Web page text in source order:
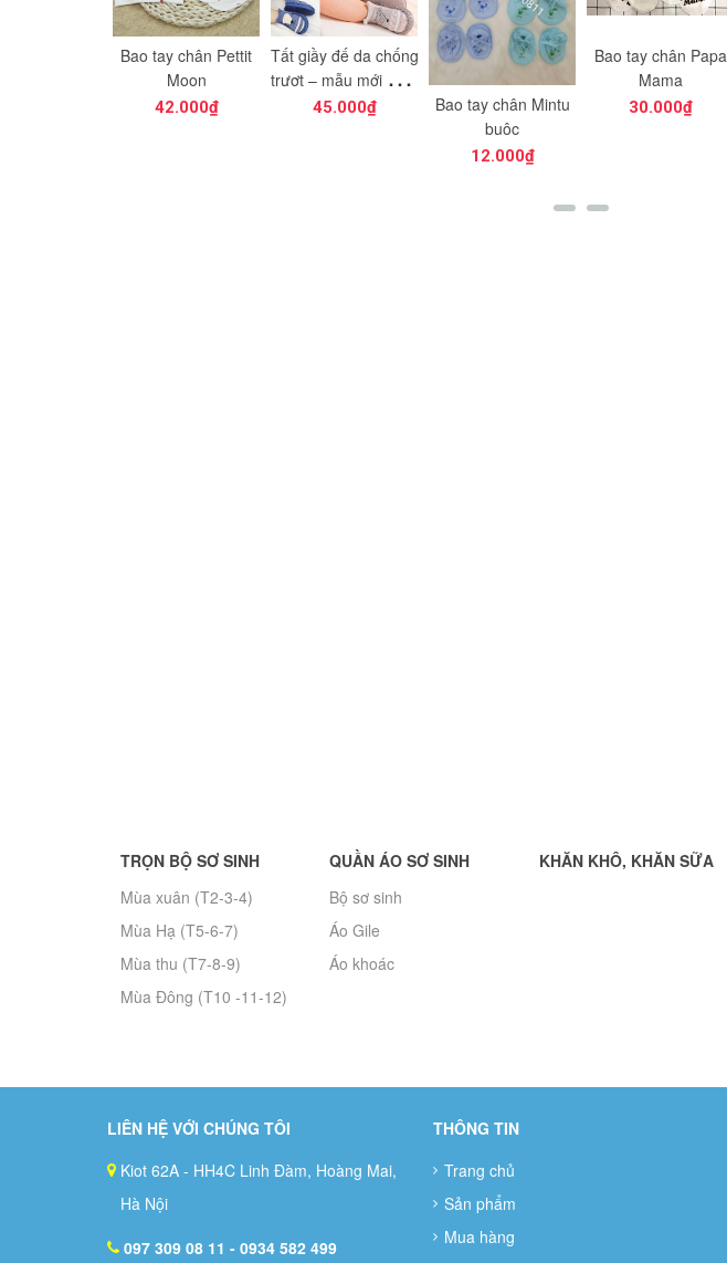
Tất giầy đế da chống
trượt – mẫu mới nhất
năm nay
45.000₫
Bao tay chân Mintu
Bao tay chân Papa
30.000₫
Bao tay chân Minh
8.000₫
TRỌN BỘ SƠ SINH
Mùa xuân (T2-3-4)
Mùa Hạ (T5-6-7)
Mùa thu (T7-8-9)
Mùa Đông (T10 -11-12)
QUẦN ÁO SƠ SINH
Bộ sơ sinh
Áo Gile
Áo khoác
KHĂN KHÔ, KHĂN SỮA
LIÊN HỆ VỚI CHÚNG TÔI
Kiot 62A - HH4C Linh Đàm, Hoàng Mai,
Hà Nội
097 309 08 11 - 0934 582 499
THÔNG TIN
Trang chủ
Sản phẩm
Mua hàng